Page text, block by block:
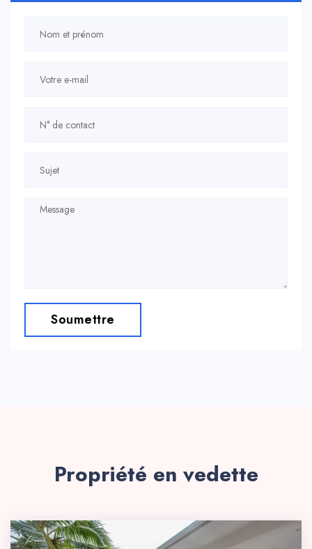
Soumettre
Propriété en vedette